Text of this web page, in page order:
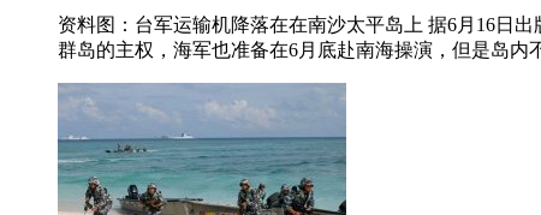
资料图：台军运输机降落在在南沙太平岛上 据6月16日
群岛的主权，海军也准备在6月底赴南海操演，但是岛内